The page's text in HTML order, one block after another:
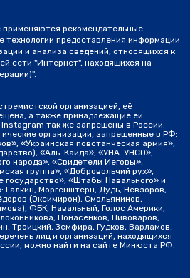
рекомендательные
технологии предоставления информации
и анализа сведений, относящихся к
сети "Интернет", находящихся на
организацией, её
а также принадлежащие ей
так же запрещены в России.
организации, запрещенные в РФ:
«Украинская повстанческая армия»,
«Аль-Каида», «УНА-УНСО»,
народа», «Свидетели Иеговы»,
группа», «Добровольчий рух»,
«Штабы Навального» и
Галкин, Моргенштерн, Дудь, Невзоров,
(Оксимирон), Смольянинов,
ФБК, Навальный, Голос Америки,
Понасенков, Пивоваров,
Троицкий, Земфира, Гудков, Варламов,
лиц и организаций, находящихся
можно найти на сайте Минюста РФ.